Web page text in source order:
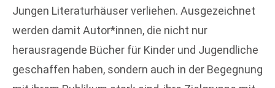
Jungen Literaturhäuser verliehen. Ausgezeichnet
werden damit Autor*innen, die nicht nur
herausragende Bücher für Kinder und Jugendliche
geschaffen haben, sondern auch in der Begegnung